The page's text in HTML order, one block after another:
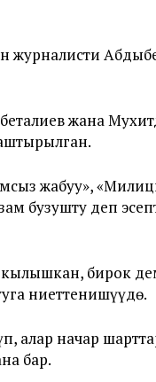
жана
жабуу»,
бузушту деп
бирок
ниеттенишүүдө.
алар начар
бар.